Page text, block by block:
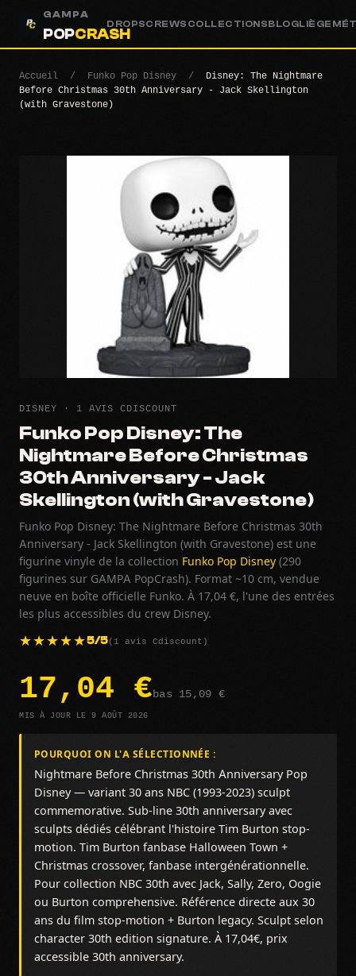
GAMPA
POPCRASH
DROPSCREWS COLLECTIONSBLOGLIÈGE
Accueil / Funko Pop Disney /
Disney: The Nightmare
Before Christmas 30th Anniversary - Jack Skellington
(with Gravestone)
DISNEY · 1 AVIS CDISCOUNT
Funko Pop Disney: The
Nightmare Before Christmas
30th Anniversary - Jack
Skellington (with Gravestone)
Funko Pop Disney: The Nightmare Before Christmas 30th
Anniversary - Jack Skellington (with Gravestone) est une
figurine vinyle de la collection Funko Pop Disney (290
figurines sur GAMPA PopCrash). Format ~10 cm, vendue
neuve en boîte officielle Funko. À 17,04 €, l'une des entrées
les plus accessibles du crew Disney.
5/5(1 avis Cdiscount)
17,04 €bas 15,09 €
MIS À JOUR LE 9 AOÛT 2026
POURQUOI ON L'A SÉLECTIONNÉE :
Nightmare Before Christmas 30th Anniversary Pop
Disney — variant 30 ans NBC (1993-2023) sculpt
commemorative. Sub-line 30th anniversary avec
sculpts dédiés célébrant l'histoire Tim Burton stop-
motion. Tim Burton fanbase Halloween Town +
Christmas crossover, fanbase intergénérationnelle.
Pour collection NBC 30th avec Jack, Sally, Zero, Oogie
ou Burton comprehensive. Référence directe aux 30
ans du film stop-motion + Burton legacy. Sculpt selon
character 30th edition signature. À 17,04€, prix
accessible 30th anniversary.